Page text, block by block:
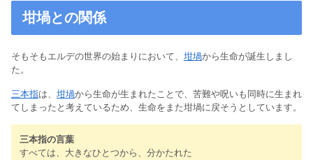
坩堝との関係
そもそもエルデの世界の始まりにおいて、 坩堝から生命が誕生しまし
た。
三本指は、 坩堝から生命が生まれたことで、苦難や呪いも同時に生まれ
てしまったと考えているため、生命をまた坩堝に戻そうとしています。
三本指の言葉
すべては、大きなひとつから、分かたれた